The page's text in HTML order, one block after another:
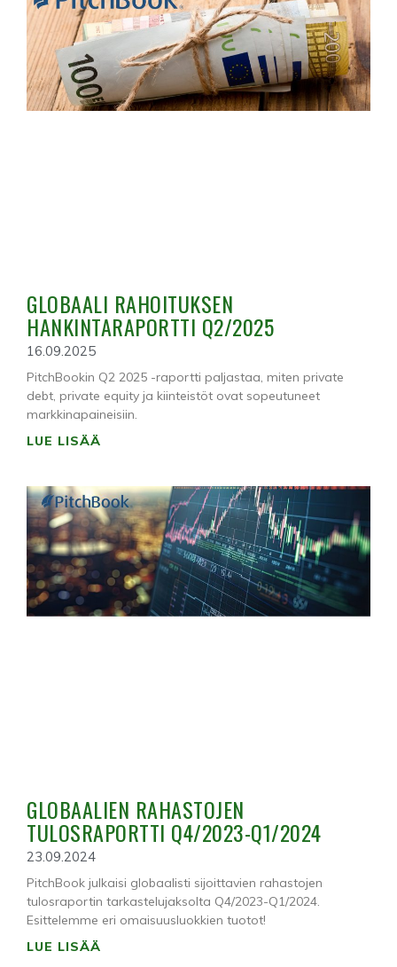
GLOBAALI RAHOITUKSEN
HANKINTARAPORTTI Q2/2025
16.09.2025
PitchBookin Q2 2025 -raportti paljastaa, miten private
debt, private equity ja kiinteistöt ovat sopeutuneet
markkinapaineisiin.
LUE LISÄÄ
GLOBAALIEN RAHASTOJEN
TULOSRAPORTTI Q4/2023-Q1/2024
23.09.2024
PitchBook julkaisi globaalisti sijoittavien rahastojen
tulosraportin tarkastelujaksolta Q4/2023-Q1/2024.
Esittelemme eri omaisuusluokkien tuotot!
LUE LISÄÄ